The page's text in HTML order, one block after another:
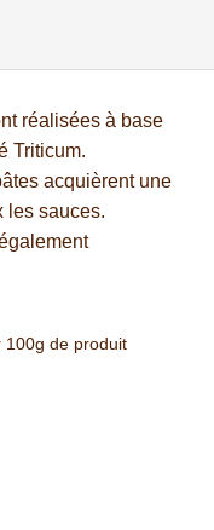
réalisées à base
Triticum.
acquièrent une
les sauces.
100g de produit